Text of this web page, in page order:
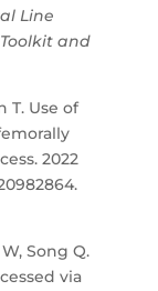
Line
and
T. Use of
2022
Song Q.
via